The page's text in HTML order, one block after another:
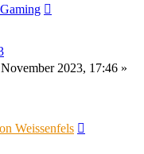
2023, 17:46 »
Weissenfels